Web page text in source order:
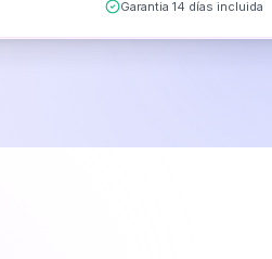
Garantia 14 días incluida